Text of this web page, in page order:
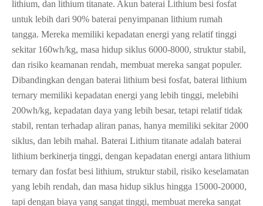
lithium, dan lithium titanate. Akun baterai Lithium besi fosfat
untuk lebih dari 90% baterai penyimpanan lithium rumah
tangga. Mereka memiliki kepadatan energi yang relatif tinggi
sekitar 160wh/kg, masa hidup siklus 6000-8000, struktur stabil,
dan risiko keamanan rendah, membuat mereka sangat populer.
Dibandingkan dengan baterai lithium besi fosfat, baterai lithium
ternary memiliki kepadatan energi yang lebih tinggi, melebihi
200wh/kg, kepadatan daya yang lebih besar, tetapi relatif tidak
stabil, rentan terhadap aliran panas, hanya memiliki sekitar 2000
siklus, dan lebih mahal. Baterai Lithium titanate adalah baterai
lithium berkinerja tinggi, dengan kepadatan energi antara lithium
ternary dan fosfat besi lithium, struktur stabil, risiko keselamatan
yang lebih rendah, dan masa hidup siklus hingga 15000-20000,
tapi dengan biaya yang sangat tinggi, membuat mereka sangat